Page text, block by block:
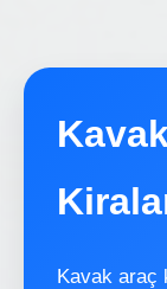
Kavak araç